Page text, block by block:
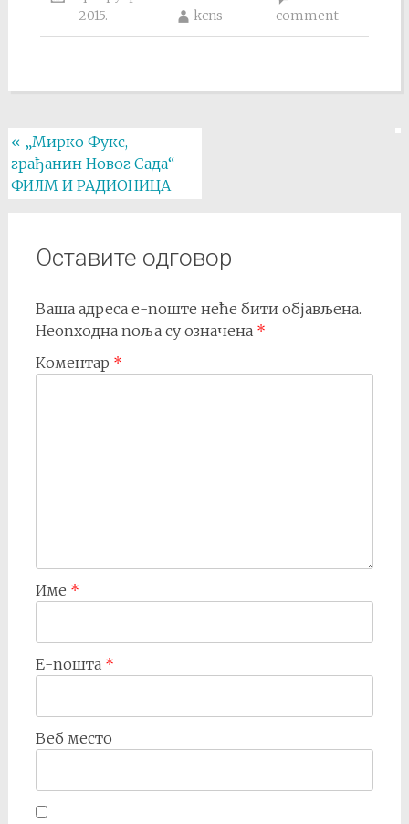
2015.
kcns
comment
Post
navigation
« „Мирко Фукс,
грађанин Новог Сада“ –
ФИЛМ И РАДИОНИЦА
Оставите одговор
Ваша адреса е-поште неће бити објављена.
Неопходна поља су означена *
Коментар *
Име *
Е-пошта *
Веб место